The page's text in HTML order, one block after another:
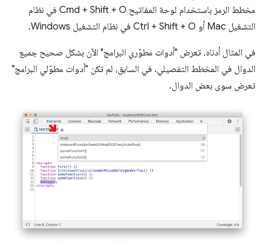
مخطط الرمز باستخدام لوحة المفاتيح Cmd + Shift + O في نظام
التشغيل Mac أو Ctrl + Shift + O في نظام التشغيل Windows.
في المثال أدناه، تعرض "أدوات مطوّري البرامج" الآن بشكل صحيح جميع
الدوال في المخطط التفصيلي. في السابق، لم تكن "أدوات مطوّلي البرامج"
تعرض سوى بعض الدوال.